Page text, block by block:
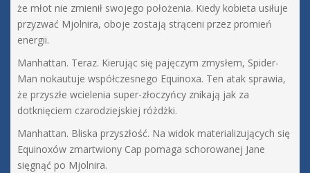
że młot nie zmienił swojego położenia. Kiedy kobieta usiłuje
przyzwać Mjolnira, oboje zostają strąceni przez promień
energii.
Manhattan. Teraz. Kierując się pajęczym zmysłem, Spider-
Man nokautuje współczesnego Equinoxa. Ten atak sprawia,
że przyszłe wcielenia super-złoczyńcy znikają jak za
dotknięciem czarodziejskiej różdżki.
Manhattan. Bliska przyszłość. Na widok materializujących się
Equinoxów zmartwiony Cap pomaga schorowanej Jane
sięgnąć po Mjolnira.